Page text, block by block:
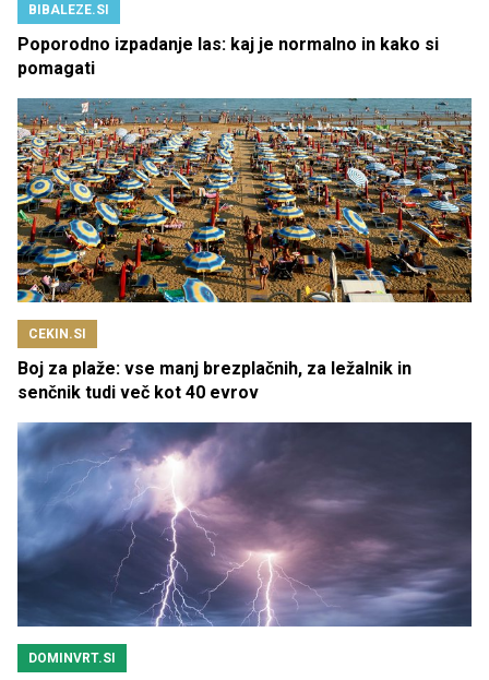
BIBALEZE.SI
Poporodno izpadanje las: kaj je normalno in kako si
pomagati
CEKIN.SI
Boj za plaže: vse manj brezplačnih, za ležalnik in
senčnik tudi več kot 40 evrov
DOMINVRT.SI